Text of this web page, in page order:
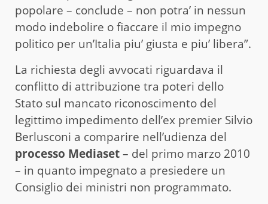
popolare – conclude – non potra’ in nessun
modo indebolire o fiaccare il mio impegno
politico per un’Italia piu’ giusta e piu’ libera”.
La richiesta degli avvocati riguardava il
conflitto di attribuzione tra poteri dello
Stato sul mancato riconoscimento del
legittimo impedimento dell’ex premier Silvio
Berlusconi a comparire nell’udienza del
processo Mediaset– del primo marzo 2010
– in quanto impegnato a presiedere un
Consiglio dei ministri non programmato.